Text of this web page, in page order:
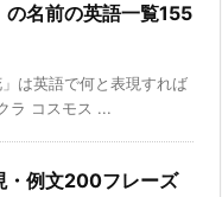
の名前の英語一覧155
は英語で何と表現すれば
ラ コスモス ...
・例文200フレーズ